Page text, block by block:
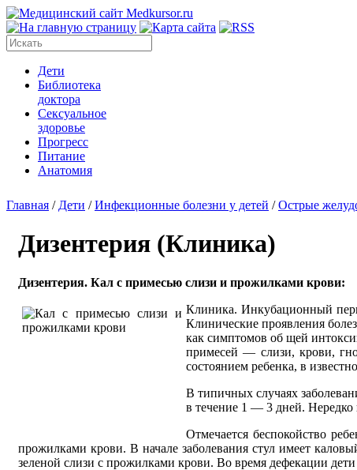
Дети
Библиотека
доктора
Сексуальное
здоровье
Прогресс
Питание
Анатомия
Главная / Дети /Инфекционные болезни у детей /Острые
Дизентерия (Клиника)
Дизентерия. Кал с примесью слизи и прожилками крови:
Клиника. Инкубационный
Клинические проявления
как симптомов об щей
примесей — слизи, крови,
состоянием ребенка, в
В типичных случаях
в течение 1 — 3 дней. Нередко
Отмечается беспокойство
прожилками крови. В начале заболевания стул имеет
зеленой слизи с прожилками крови. Во время дефекации